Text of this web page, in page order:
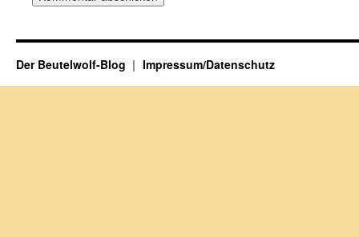
Der Beutelwolf-Blog Impressum/Datenschutz